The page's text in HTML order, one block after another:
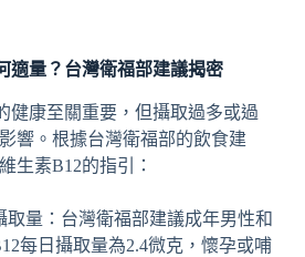
適量？台灣衛福部建議揭密
健康至關重要，但攝取過多或過
響。根據台灣衛福部的飲食建
生素B12的指引：
取量：台灣衛福部建議成年男性和
每日攝取量為2.4微克，懷孕或哺